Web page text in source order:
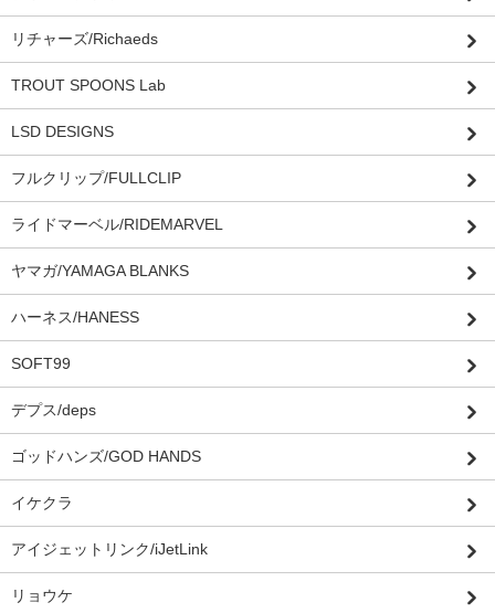
リチャーズ/Richaeds
TROUT SPOONS Lab
LSD DESIGNS
フルクリップ/FULLCLIP
ライドマーベル/RIDEMARVEL
ヤマガ/YAMAGA BLANKS
ハーネス/HANESS
SOFT99
デプス/deps
ゴッドハンズ/GOD HANDS
イケクラ
アイジェットリンク/iJetLink
リョウケ